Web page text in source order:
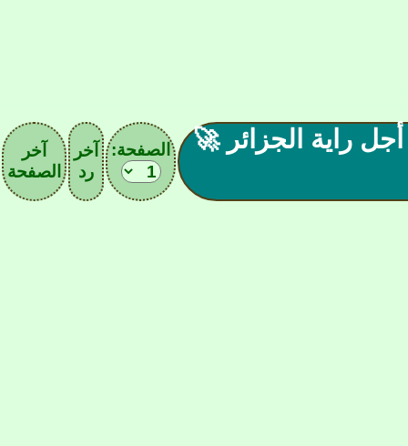
من أجل راية الجزائر 🚀 الصفحة:
آخر
رد
آخر
الصفحة